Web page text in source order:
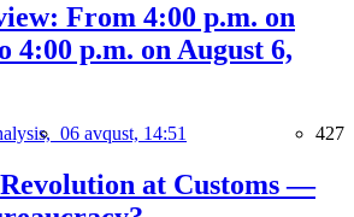
From 4:00 p.m. on
4:00 p.m. on August 6,
06 avqust, 14:51 427
at Customs —